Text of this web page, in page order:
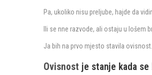
Pa, ukoliko nisu preljube, hajde da
Ili se nne razvode, ali ostaju u lošem
Ja bih na prvo mjesto stavila ovisnost.
Ovisnost je stanje kada